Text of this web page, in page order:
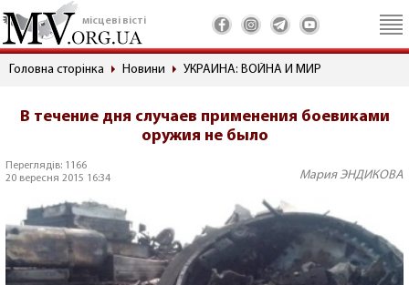
місцеві вісті
Головна сторінка Новини УКРАИНА: ВОЙНА И МИР
В течение дня случаев применения боевиками
оружия не было
Переглядів: 1166
20 вересня 2015 16:34
Мария ЭНДИКОВА